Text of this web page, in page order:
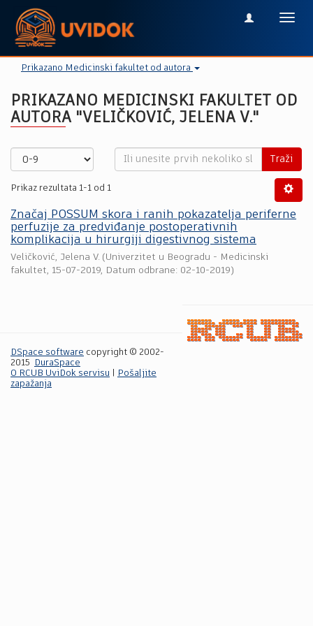
Prikazano Medicinski fakultet od autora
PRIKAZANO MEDICINSKI FAKULTET OD
AUTORA "VELIČKOVIĆ, JELENA V."
Traži
Prikaz rezultata 1-1 od 1
Značaj POSSUM skora i ranih pokazatelja periferne
perfuzije za predviđanje postoperativnih
komplikacija u hirurgiji digestivnog sistema
Veličković, Jelena V. (Univerzitet u Beogradu - Medicinski
fakultet, 15-07-2019, Datum odbrane: 02-10-2019)
DSpace software copyright © 2002-
2015
DuraSpace
O RCUB UviDok servisu
Pošaljite
zapažanja